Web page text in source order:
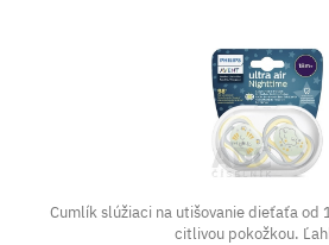
Cumlík slúžiaci na utišovanie dieťaťa od
citlivou pokožkou.